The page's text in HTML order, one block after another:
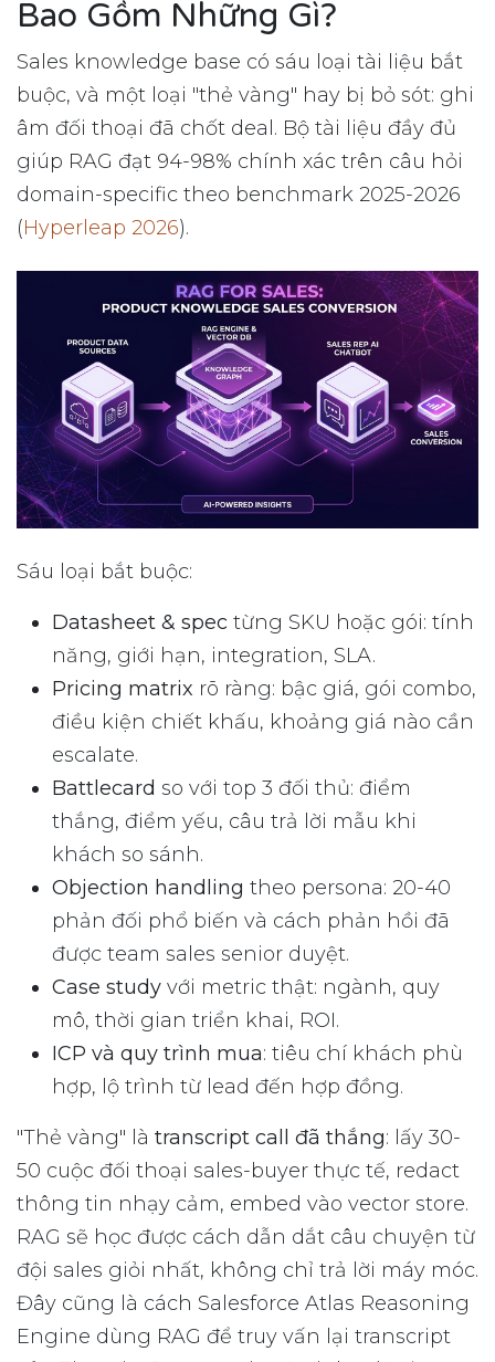
Bao Gồm Những Gì?
Sales knowledge base có sáu loại tài liệu bắt
buộc, và một loại "thẻ vàng" hay bị bỏ sót: ghi
âm đối thoại đã chốt deal. Bộ tài liệu đầy đủ
giúp RAG đạt 94-98% chính xác trên câu hỏi
domain-specific theo benchmark 2025-2026
(Hyperleap 2026).
Sáu loại bắt buộc:
Datasheet & spec từng SKU hoặc gói: tính
năng, giới hạn, integration, SLA.
Pricing matrix rõ ràng: bậc giá, gói combo,
điều kiện chiết khấu, khoảng giá nào cần
escalate.
Battlecard so với top 3 đối thủ: điểm
thắng, điểm yếu, câu trả lời mẫu khi
khách so sánh.
Objection handling theo persona: 20-40
phản đối phổ biến và cách phản hồi đã
được team sales senior duyệt.
Case study với metric thật: ngành, quy
mô, thời gian triển khai, ROI.
ICP và quy trình mua: tiêu chí khách phù
hợp, lộ trình từ lead đến hợp đồng.
"Thẻ vàng" là transcript call đã thắng: lấy 30-
50 cuộc đối thoại sales-buyer thực tế, redact
thông tin nhạy cảm, embed vào vector store.
RAG sẽ học được cách dẫn dắt câu chuyện từ
đội sales giỏi nhất, không chỉ trả lời máy móc.
Đây cũng là cách Salesforce Atlas Reasoning
Engine dùng RAG để truy vấn lại transcript